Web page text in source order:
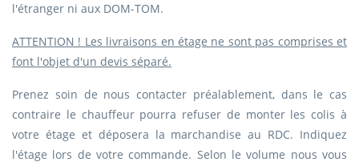
l'étranger ni aux DOM-TOM.
ATTENTION ! Les livraisons en étage ne sont pas comprises et
font l'objet d'un devis séparé.
Prenez soin de nous contacter préalablement, dans le cas
contraire le chauffeur pourra refuser de monter les colis à
votre étage et déposera la marchandise au RDC. Indiquez
l'étage lors de votre commande. Selon le volume nous vous